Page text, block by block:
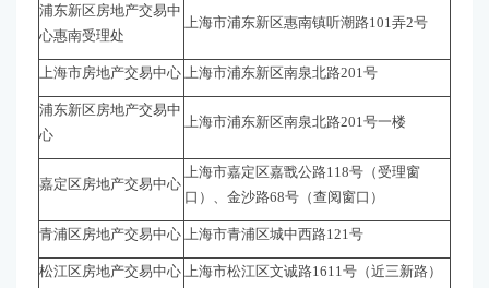
浦东新区房地产交易中
心惠南受理处
上海市浦东新区惠南镇听潮路101弄2号
上海市房地产交易中心 上海市浦东新区南泉北路201号
浦东新区房地产交易中
心
上海市浦东新区南泉北路201号一楼
嘉定区房地产交易中心
上海市嘉定区嘉戬公路118号（受理窗
口）、金沙路68号（查阅窗口）
青浦区房地产交易中心 上海市青浦区城中西路121号
松江区房地产交易中心 上海市松江区文诚路1611号（近三新路）